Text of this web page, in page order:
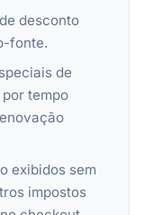
desconto
fonte.
de
tempo
exibidos sem
impostos